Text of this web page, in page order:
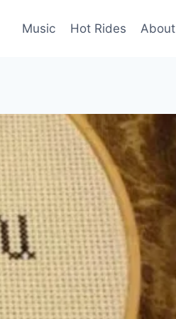
Music Hot Rides About